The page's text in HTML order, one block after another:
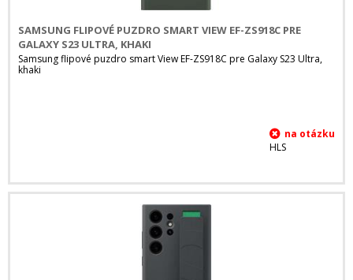
SAMSUNG FLIPOVÉ PUZDRO SMART VIEW EF-ZS918C PRE
GALAXY S23 ULTRA, KHAKI
Samsung flipové puzdro smart View EF-ZS918C pre Galaxy S23 Ultra,
khaki
HLS